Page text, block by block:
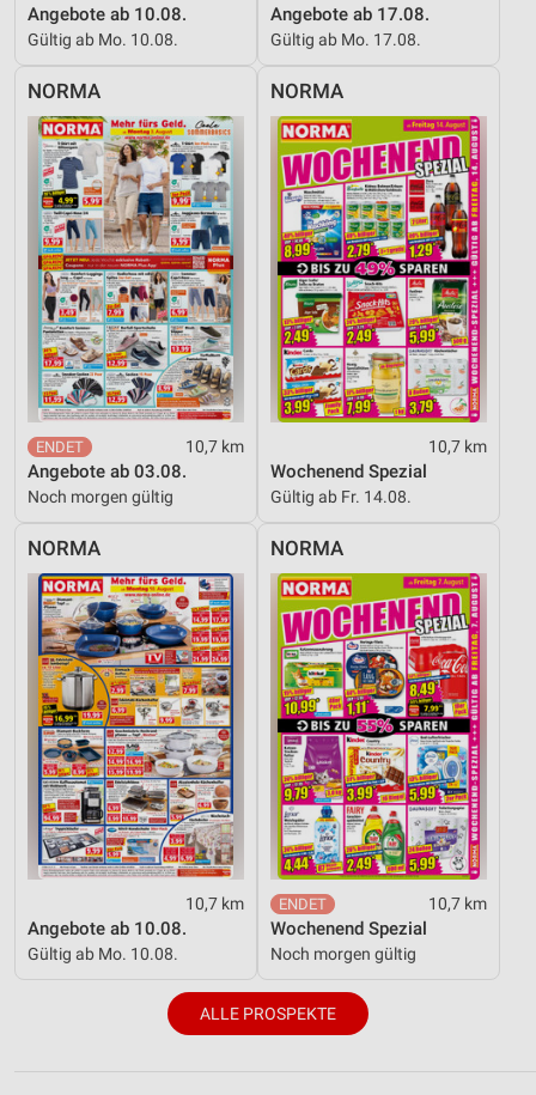
Angebote ab 10.08.
Gültig ab Mo. 10.08.
Angebote ab 17.08.
Gültig ab Mo. 17.08.
NORMA
10,7 km
Angebote ab 03.08.
Noch morgen gültig
NORMA
10,7 km
Wochenend Spezial
Gültig ab Fr. 14.08.
NORMA
10,7 km
Angebote ab 10.08.
Gültig ab Mo. 10.08.
NORMA
10,7 km
Wochenend Spezial
Noch morgen gültig
ALLE PROSPEKTE